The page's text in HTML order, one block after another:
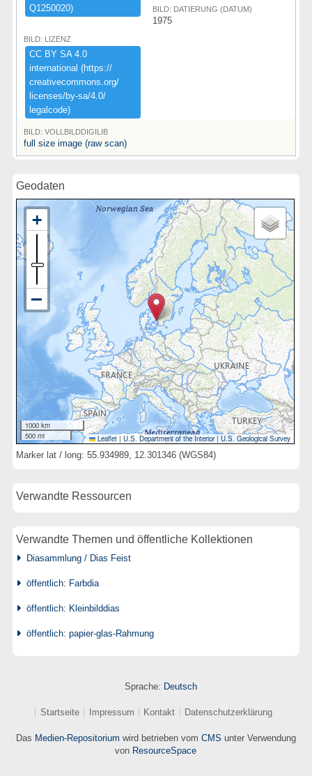
Q1250020)​
BILD: DATIERUNG (DATUM)
1975
BILD: LIZENZ
CC ​BY ​SA ​4.​0 ​
international ​(​https:​/​/​
creativecommons.​org/​
licenses/​by-​sa/​4.​0/​
legalcode)​
BILD: VOLLBILDDIGILIB
full size image (raw scan)
Geodaten
1000 km
500 mi
Leaflet | U.S. Department of the Interior|U.S. Geological Survey
Marker lat / long: 55.934989, 12.301346 (WGS84)
Verwandte Ressourcen
Verwandte Themen und öffentliche Kollektionen
Diasammlung / Dias Feist
öffentlich: Farbdia
öffentlich: Kleinbilddias
öffentlich: papier-glas-Rahmung
Sprache: Deutsch
Startseite Impressum Kontakt Datenschutzerklärung
Das Medien-Repositorium wird betrieben vom CMS unter Verwendung
von ResourceSpace